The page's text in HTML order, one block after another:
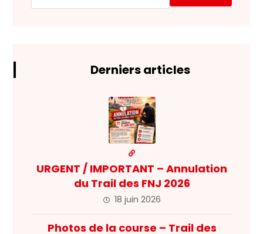
Derniers articles
URGENT / IMPORTANT – Annulation
du Trail des FNJ 2026
18 juin 2026
Photos de la course – Trail des